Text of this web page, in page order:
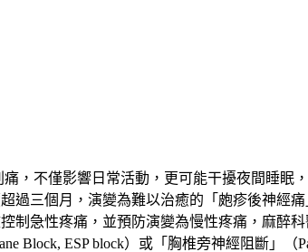
，不僅影響日常活動，更可能干擾夜間睡眠
三個月，演變為難以治癒的「皰疹後神經痛
急性疼痛，並預防演變為慢性疼痛，麻醉
Block, ESP block）或「胸椎旁神經阻斷」（